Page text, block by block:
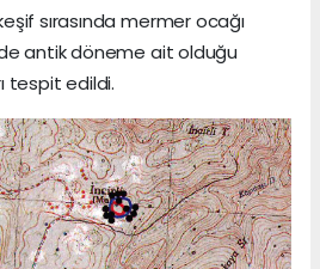
sırasında mermer ocağı
antik döneme ait olduğu
tespit edildi.